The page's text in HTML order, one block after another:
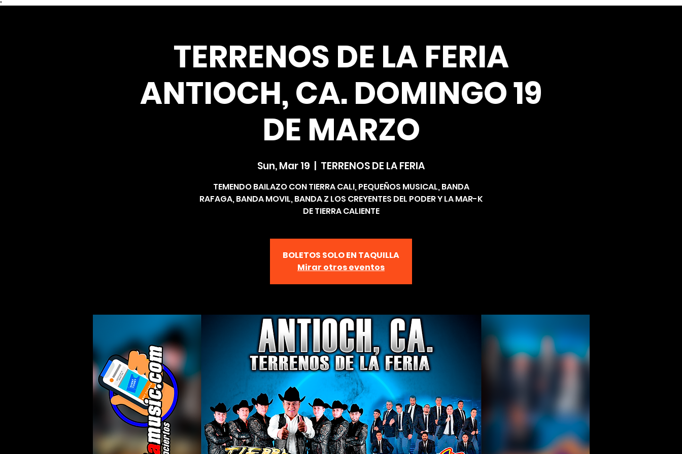
*
TERRENOS DE LA FERIA
ANTIOCH, CA. DOMINGO 19
DE MARZO
Sun, Mar 19 TERRENOS DE LA FERIA
TEMENDO BAILAZO CON TIERRA CALI, PEQUEÑOS MUSICAL, BANDA
RAFAGA, BANDA MOVIL, BANDA Z LOS CREYENTES DEL PODER Y LA MAR-K
DE TIERRA CALIENTE
BOLETOS SOLO EN TAQUILLA
Mirar otros eventos